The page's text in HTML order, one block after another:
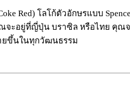
Red) โลโก้ตัวอักษรแบบ
จะอยู่ที่ญี่ปุ่น บราซิล หรือไทย คุณ
ยขึ้นในทุกวัฒนธรรม